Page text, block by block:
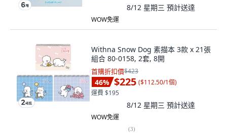
8/12 星期三 預計送達
WOW免運
Withna Snow Dog 素描本 3款 x 21張
組合 80-0158, 2套, 8開
首購折扣價$423
46% $225 ($112.50/1個)
運費 $195
8/12 星期三 預計送達
WOW免運
(3)